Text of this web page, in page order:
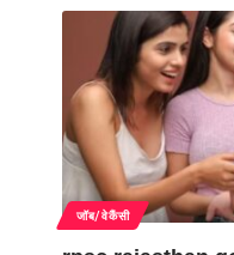
जॉब/वेकैंसी